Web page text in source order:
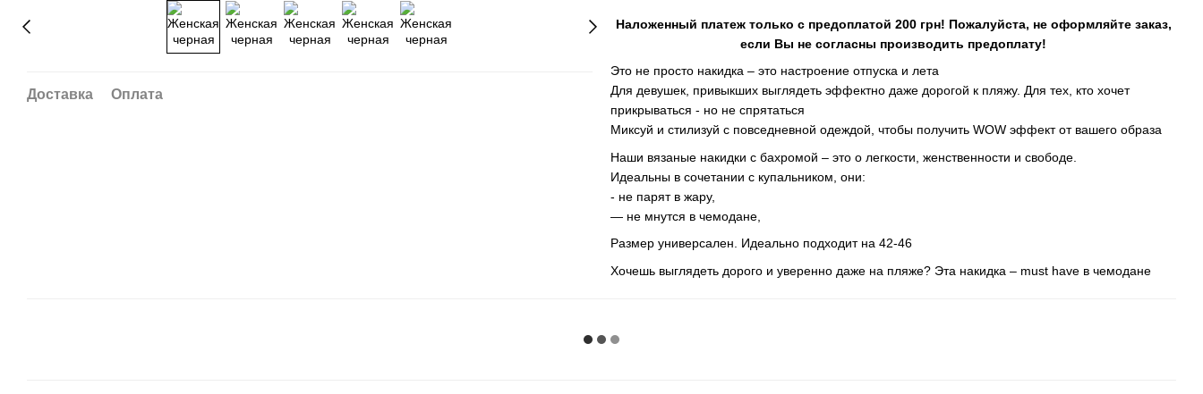
Доставка Оплата
Наложенный платеж только с предоплатой 200 грн! Пожалуйста, не оформляйте заказ,
если Вы не согласны производить предоплату!
Это не просто накидка – это настроение отпуска и лета
Для девушек, привыкших выглядеть эффектно даже дорогой к пляжу. Для тех, кто хочет
прикрываться - но не спрятаться
Миксуй и стилизуй с повседневной одеждой, чтобы получить WOW эффект от вашего образа
Наши вязаные накидки с бахромой – это о легкости, женственности и свободе.
Идеальны в сочетании с купальником, они:
- не парят в жару,
— не мнутся в чемодане,
Размер универсален. Идеально подходит на 42-46
Хочешь выглядеть дорого и уверенно даже на пляже? Эта накидка – must have в чемодане